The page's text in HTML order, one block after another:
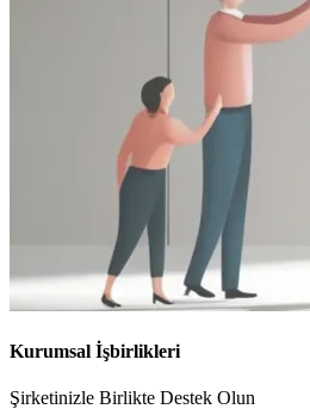
Kurumsal İşbirlikleri
Şirketinizle Birlikte Destek Olun